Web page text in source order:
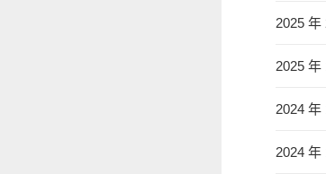
2025 年
2025 年
2024 年
2024 年